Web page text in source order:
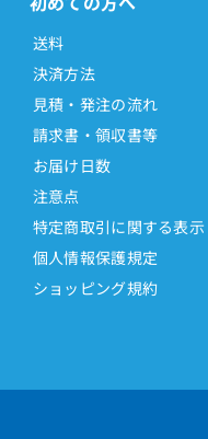
送料
決済方法
見積・発注の流れ
請求書・領収書等
お届け日数
注意点
特定商取引に関する表示
個人情報保護規定
ショッピング規約